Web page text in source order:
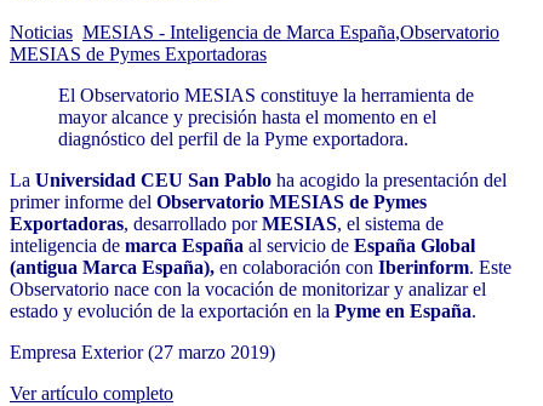
Noticias MESIAS - Inteligencia de Marca España,Observatorio
MESIAS de Pymes Exportadoras
El Observatorio MESIAS constituye la herramienta de
mayor alcance y precisión hasta el momento en el
diagnóstico del perfil de la Pyme exportadora.
La Universidad CEU San Pablo ha acogido la presentación del
primer informe del Observatorio MESIAS de Pymes
Exportadoras, desarrollado porMESIAS, el sistema de
inteligencia de marca España al servicio de España Global
(antigua Marca España), en colaboración con Iberinform. Este
Observatorio nace con la vocación de monitorizar y analizar el
estado y evolución de la exportación en la Pyme en España.
Empresa Exterior (27 marzo 2019)
Ver artículo completo